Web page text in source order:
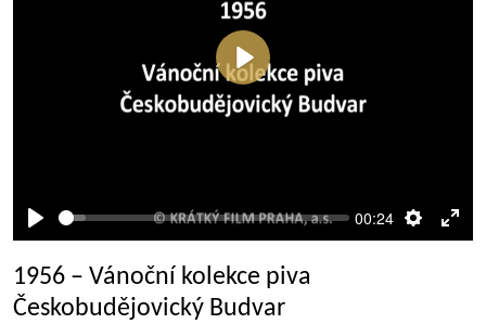
Přehrát
00:24
Přehrát
1956 – Vánoční kolekce piva
Českobudějovický Budvar